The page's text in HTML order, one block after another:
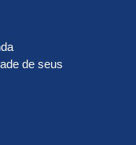
de seus